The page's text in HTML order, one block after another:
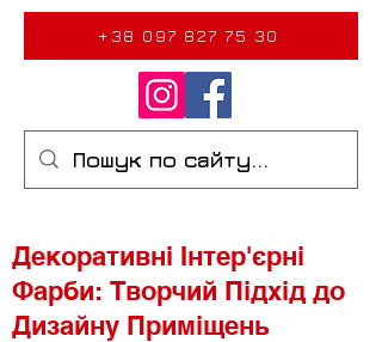
+38 097 827 75 30
Декоративні Інтер'єрні
Фарби: Творчий Підхід до
Дизайну Приміщень